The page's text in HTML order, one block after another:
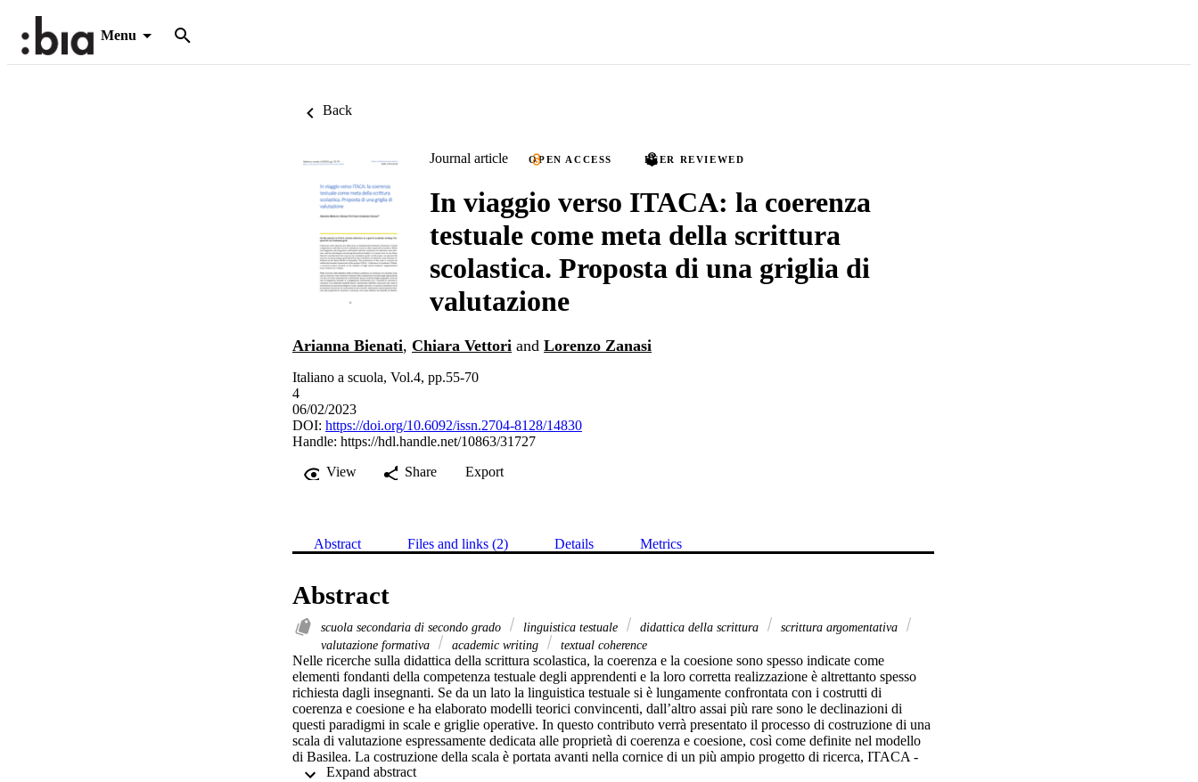
Menu
Back
Journal article OPEN ACCESS PEER REVIEWED
In viaggio verso ITACA: la coerenza
testuale come meta della scrittura
scolastica. Proposta di una griglia di
valutazione
Arianna Bienati, Chiara Vettori and Lorenzo Zanasi
Italiano a scuola, Vol.4, pp.55-70
4
06/02/2023
DOI: https://doi.org/10.6092/issn.2704-8128/14830
Handle: https://hdl.handle.net/10863/31727
View
Share Export
Abstract Files and links (2) Details Metrics
Abstract
scuola secondaria di secondo grado linguistica testuale didattica della scrittura
scrittura argomentativa
valutazione formativa
academic writing textual coherence
Nelle ricerche sulla didattica della scrittura scolastica, la coerenza e la coesione sono spesso indicate come
elementi fondanti della competenza testuale degli apprendenti e la loro corretta realizzazione è altrettanto spesso
richiesta dagli insegnanti. Se da un lato la linguistica testuale si è lungamente confrontata con i costrutti di
coerenza e coesione e ha elaborato modelli teorici convincenti, dall’altro assai più rare sono le declinazioni di
questi paradigmi in scale e griglie operative. In questo contributo verrà presentato il processo di costruzione di una
scala di valutazione espressamente dedicata alle proprietà di coerenza e coesione, così come definite nel modello
di Basilea. La costruzione della scala è portata avanti nella cornice di un più ampio progetto di ricerca, ITACA -
Coerenza nell’ITAliano Accademico, volto all’analisi di testi argomentativi in italiano L1 nella scuola secondaria
Expand abstract